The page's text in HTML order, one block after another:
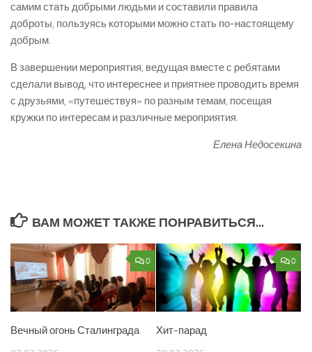
самим стать добрыми людьми и составили правила
доброты, пользуясь которыми можно стать по-настоящему
добрым.
В завершении мероприятия, ведущая вместе с ребятами
сделали вывод, что интереснее и приятнее проводить время
с друзьями, «путешествуя» по разным темам, посещая
кружки по интересам и различные мероприятия.
Елена Недосекина
ВАМ МОЖЕТ ТАКЖЕ ПОНРАВИТЬСЯ...
0
Вечный огонь Сталинграда
0
Хит-парад